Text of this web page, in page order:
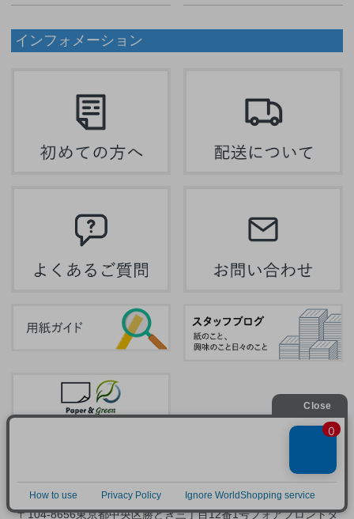
インフォメーション
〒104-8656東京都中央区勝どき三丁目12番1号フォアフロントタ